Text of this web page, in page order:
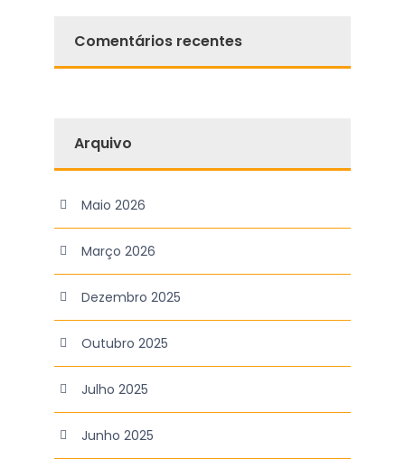
Comentários recentes
Arquivo
Maio 2026
Março 2026
Dezembro 2025
Outubro 2025
Julho 2025
Junho 2025